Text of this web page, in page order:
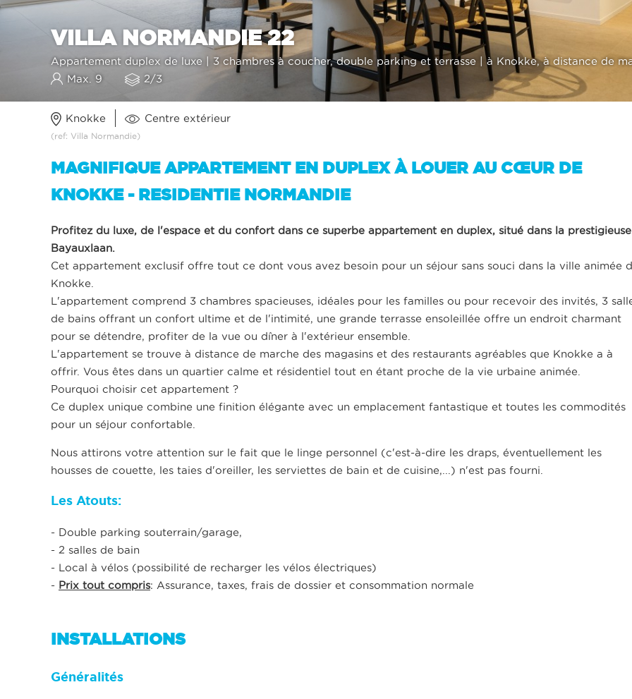
VILLA NORMANDIE 22
Appartement duplex de luxe | 3 chambres à coucher, double parking et terrasse | à Knokke, à distance de
Max. 9
2/3
Knokke Centre extérieur
(ref: Villa Normandie)
MAGNIFIQUE APPARTEMENT EN DUPLEX À LOUER AU CŒUR DE
KNOKKE - RESIDENTIE NORMANDIE
Profitez du luxe, de l'espace et du confort dans ce superbe appartement en duplex, situé dans la prestigieuse
Bayauxlaan.
Cet appartement exclusif offre tout ce dont vous avez besoin pour un séjour sans souci dans la ville animée
Knokke.
L'appartement comprend 3 chambres spacieuses, idéales pour les familles ou pour recevoir des invités, 3
de bains offrant un confort ultime et de l'intimité, une grande terrasse ensoleillée offre un endroit charmant
pour se détendre, profiter de la vue ou dîner à l'extérieur ensemble.
L'appartement se trouve à distance de marche des magasins et des restaurants agréables que Knokke a à
offrir. Vous êtes dans un quartier calme et résidentiel tout en étant proche de la vie urbaine animée.
Pourquoi choisir cet appartement ?
Ce duplex unique combine une finition élégante avec un emplacement fantastique et toutes les commodités
pour un séjour confortable.
Nous attirons votre attention sur le fait que le linge personnel (c'est-à-dire les draps, éventuellement les
housses de couette, les taies d'oreiller, les serviettes de bain et de cuisine,...) n'est pas fourni.
Les Atouts:
- Double parking souterrain/garage,
- 2 salles de bain
- Local à vélos (possibilité de recharger les vélos électriques)
- Prix tout compris: Assurance, taxes, frais de dossier et consommation normale
INSTALLATIONS
Généralités